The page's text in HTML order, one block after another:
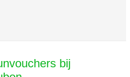
bij